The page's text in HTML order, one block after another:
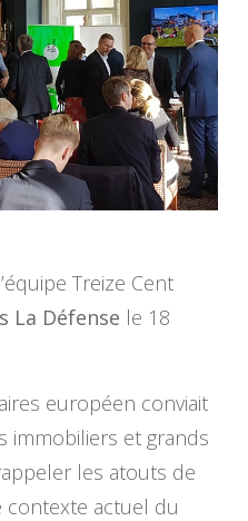
Treize Cent
La Défense le 18
européen conviait
immobiliers et grands
les atouts de
contexte actuel du